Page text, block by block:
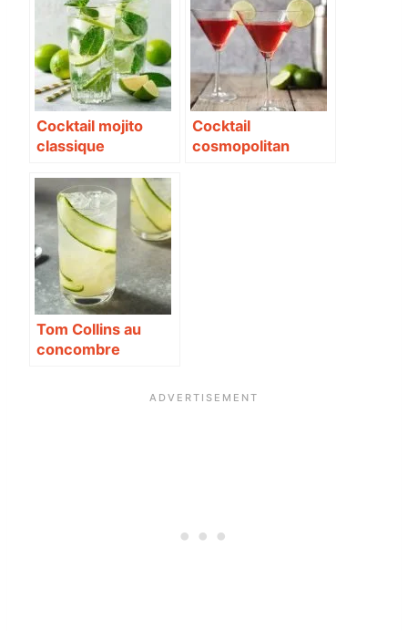
Cocktail mojito
classique
Cocktail
cosmopolitan
Tom Collins au
concombre